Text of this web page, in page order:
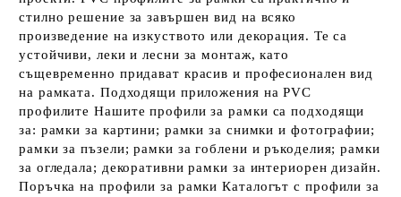
стилно решение за завършен вид на всяко
произведение на изкуството или декорация. Те са
устойчиви, леки и лесни за монтаж, като
същевременно придават красив и професионален вид
на рамката. Подходящи приложения на PVC
профилите Нашите профили за рамки са подходящи
за: рамки за картини; рамки за снимки и фотографии;
рамки за пъзели; рамки за гоблени и ръкоделия; рамки
за огледала; декоративни рамки за интериорен дизайн.
Поръчка на профили за рамки Каталогът с профили за